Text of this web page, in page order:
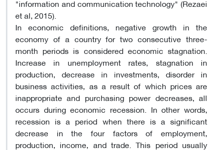
"information and communication technology" (Rezaei
et al, 2015).
In economic definitions, negative growth in the
economy of a country for two consecutive three-
month periods is considered economic stagnation.
Increase in unemployment rates, stagnation in
production, decrease in investments, disorder in
business activities, as a result of which prices are
inappropriate and purchasing power decreases, all
occurs during economic recession. In other words,
recession is a period when there is a significant
decrease in the four factors of employment,
production, income, and trade. This period usually